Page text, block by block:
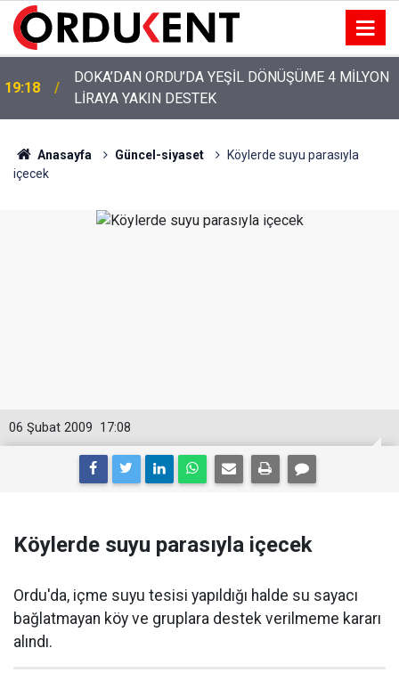
12:46
YENİ PARTİ’NİN ORDU’DAKİ 69 KİŞİLİK KURUCU
KADROSU AÇIKLANDI
Anasayfa Güncel-siyaset
Köylerde suyu parasıyla
içecek
17:08
06 Şubat 2009
Köylerde suyu parasıyla içecek
Ordu'da, içme suyu tesisi yapıldığı halde su sayacı
bağlatmayan köy ve gruplara destek verilmeme kararı
alındı.